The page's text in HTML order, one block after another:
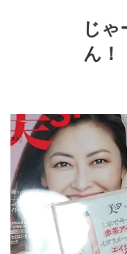
じ
ん！